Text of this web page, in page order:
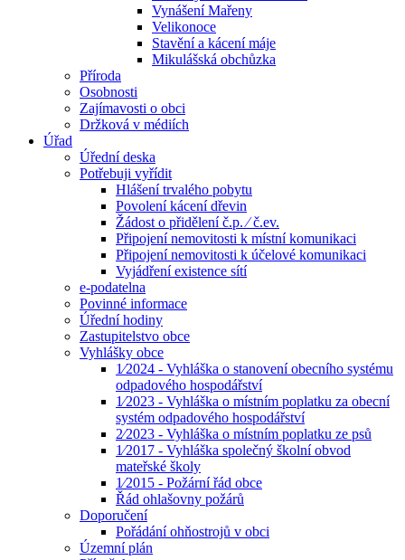
Vynášení Mařeny
Velikonoce
Stavění a kácení máje
Mikulášská obchůzka
Příroda
Osobnosti
Zajímavosti o obci
Držková v médiích
Úřad
Úřední deska
Potřebuji vyřídit
Hlášení trvalého pobytu
Povolení kácení dřevin
Žádost o přidělení č.p. ⁄ č.ev.
Připojení nemovitosti k místní komunikaci
Připojení nemovitosti k účelové komunikaci
Vyjádření existence sítí
e-podatelna
Povinné informace
Úřední hodiny
Zastupitelstvo obce
Vyhlášky obce
1⁄2024 - Vyhláška o stanovení obecního systému
odpadového hospodářství
1⁄2023 - Vyhláška o místním poplatku za obecní
systém odpadového hospodářství
2⁄2023 - Vyhláška o místním poplatku ze psů
1⁄2017 - Vyhláška společný školní obvod
mateřské školy
1⁄2015 - Požární řád obce
Řád ohlašovny požárů
Doporučení
Pořádání ohňostrojů v obci
Územní plán